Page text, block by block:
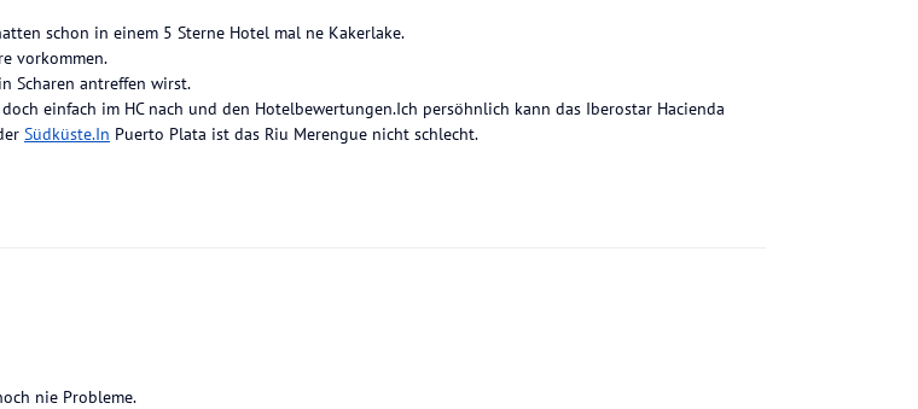
schon in einem 5 Sterne Hotel mal ne Kakerlake.
vorkommen.
Scharen antreffen wirst.
einfach im HC nach und den Hotelbewertungen.Ich persöhnlich kann das Iberostar Hacienda
Südküste.In Puerto Plata ist das Riu Merengue nicht schlecht.
nie Probleme.